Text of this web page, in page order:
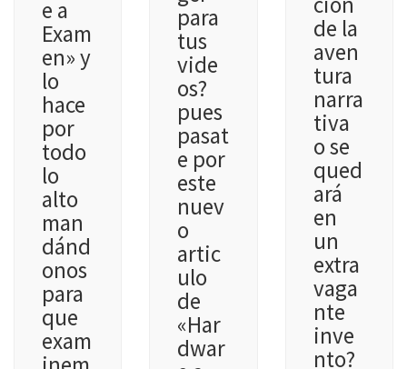
e a
Exam
en» y
lo
hace
por
todo
lo
alto
man
dánd
onos
para
que
exam
para
tus
vide
os?
pues
pasat
e por
este
nuev
o
artic
ulo
de
«Har
dwar
de la
aven
tura
narra
tiva
o se
qued
ará
en
un
extra
vaga
nte
inve
nto?